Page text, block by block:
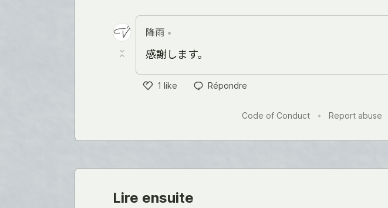
降雨 •
感謝します。
1 like
Répondre
Code of Conduct • Report abuse
Lire ensuite